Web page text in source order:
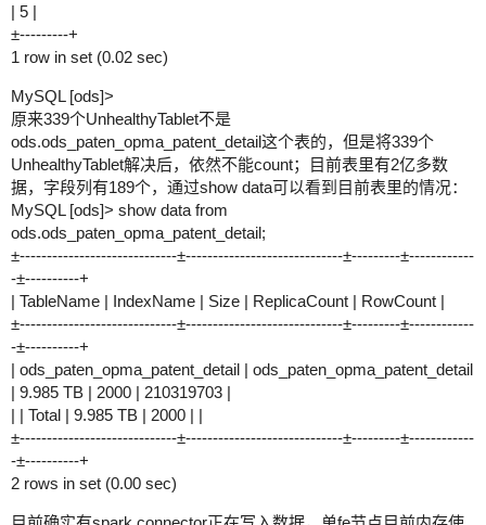
| 5 |
±---------+
1 row in set (0.02 sec)
MySQL [ods]>
原来339个UnhealthyTablet不是
ods.ods_paten_opma_patent_detail这个表的，但是将339个
UnhealthyTablet解决后，依然不能count；目前表里有2亿多数
据，字段列有189个，通过show data可以看到目前表里的情况：
MySQL [ods]> show data from
ods.ods_paten_opma_patent_detail;
±-----------------------------±-----------------------------±---------±------------
-±----------+
| TableName | IndexName | Size | ReplicaCount | RowCount |
±-----------------------------±-----------------------------±---------±------------
-±----------+
| ods_paten_opma_patent_detail | ods_paten_opma_patent_detail
| 9.985 TB | 2000 | 210319703 |
| | Total | 9.985 TB | 2000 | |
±-----------------------------±-----------------------------±---------±------------
-±----------+
2 rows in set (0.00 sec)